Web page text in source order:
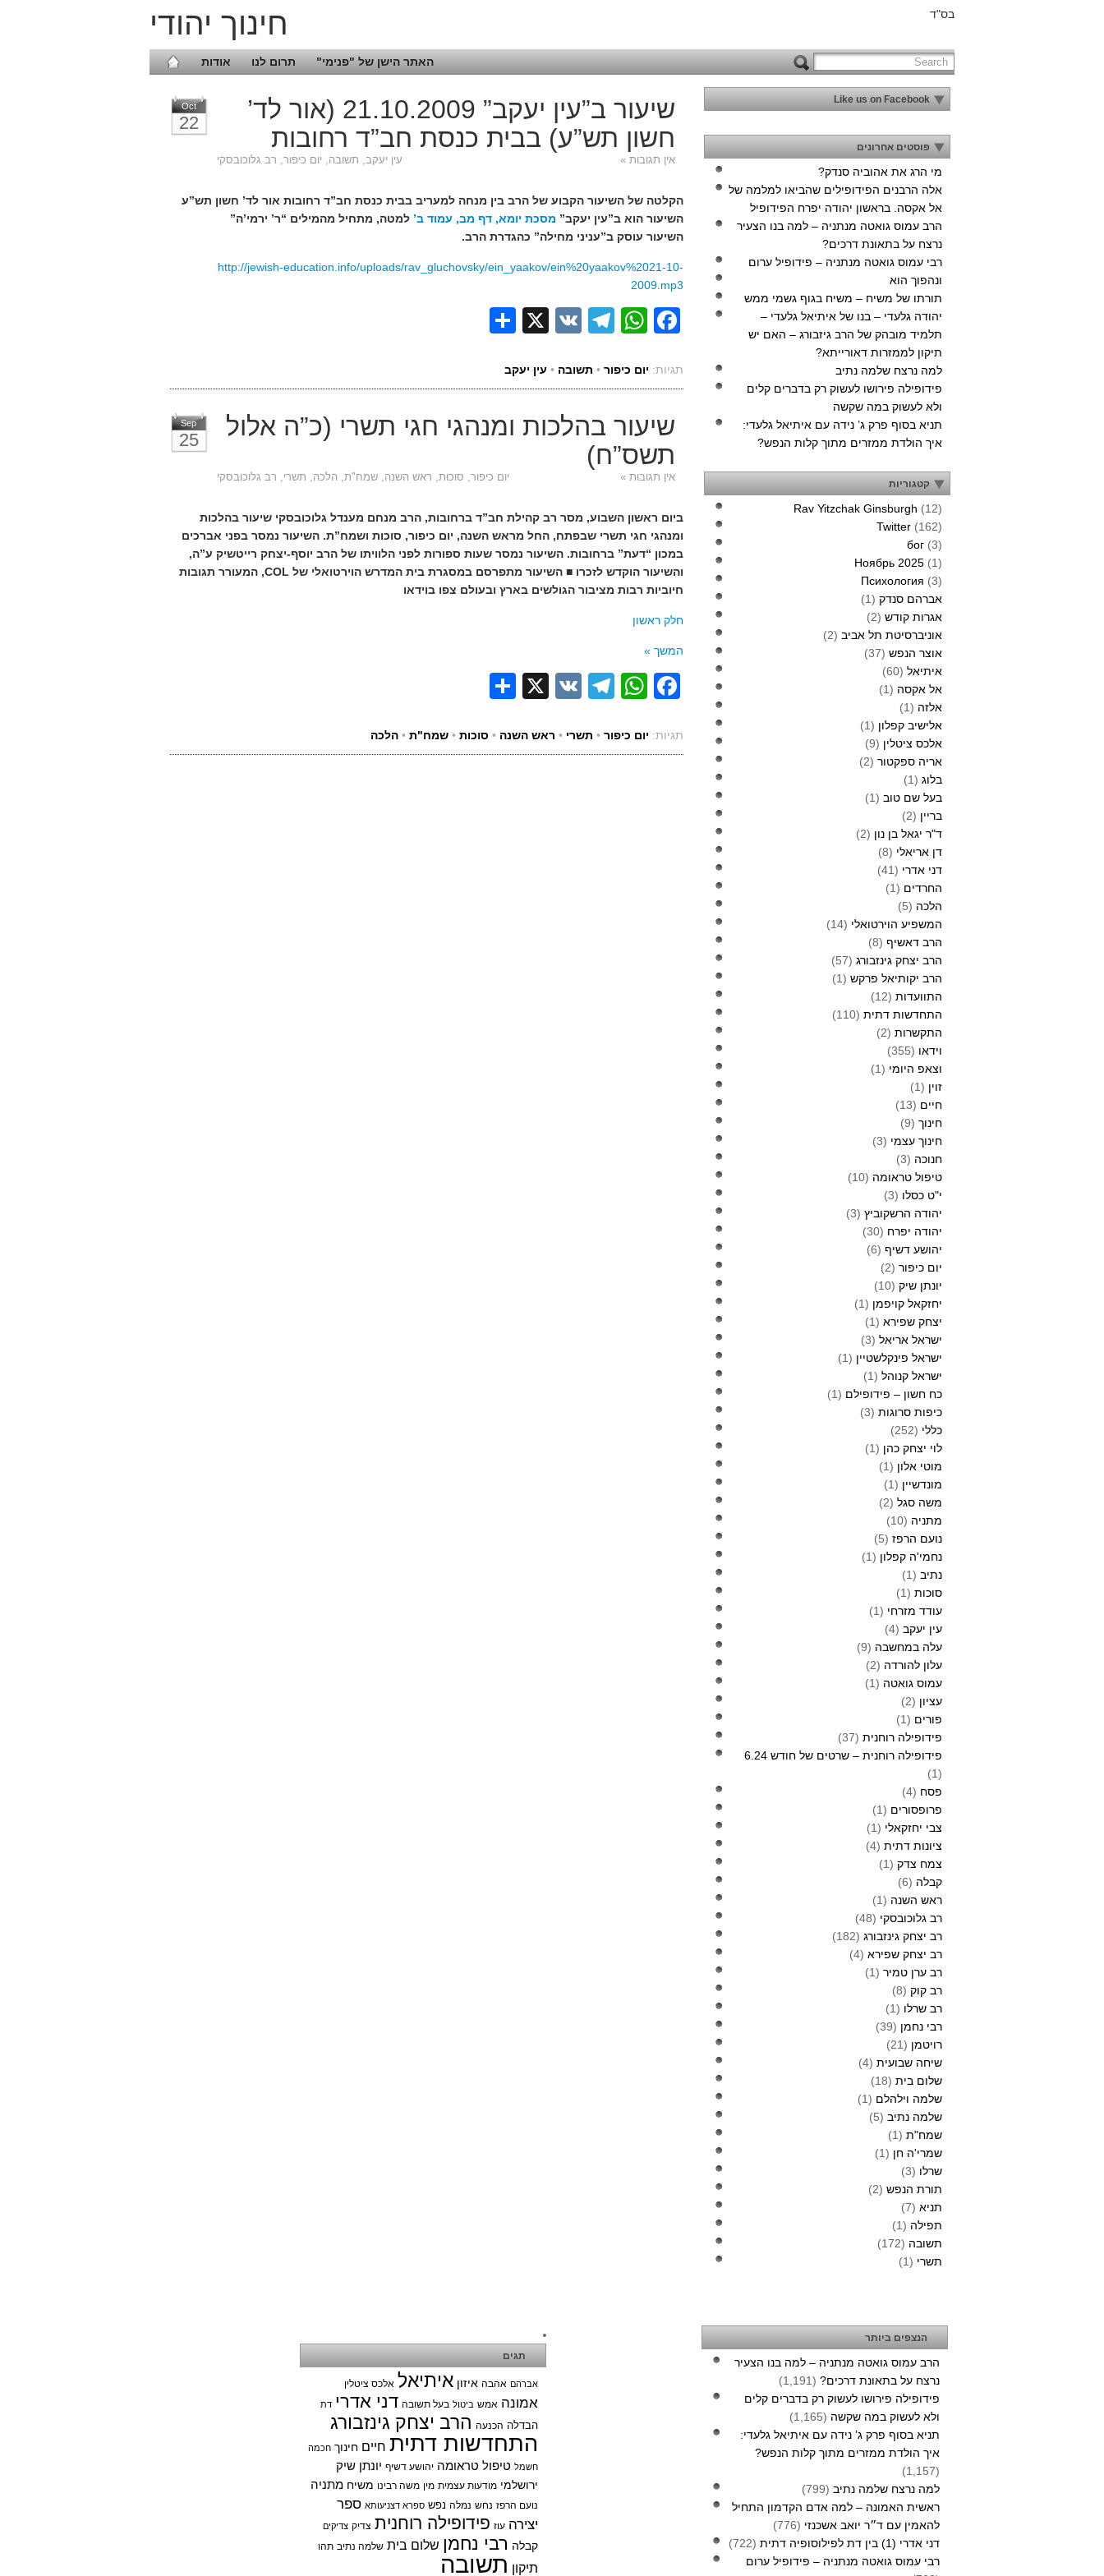
בס"ד חינוך יהודי
אודות תרום לנו האתר הישן של "פנימי"
Oct
22
שיעור ב”עין יעקב” 21.10.2009 (אור לד’
חשון תש”ע) בבית כנסת חב”ד רחובות
עין יעקב, תשובה, יום כיפור, רב גלוכובסקי אין תגובות »
הקלטה של השיעור הקבוע של הרב בין מנחה למעריב בבית כנסת חב”ד רחובות אור לד’ חשון תש”ע
השיעור הוא ב”עין יעקב” מסכת יומא, דף מב, עמוד ב’ למטה, מתחיל מהמילים “ר’ ירמי’ה”
השיעור עוסק ב”עניני מחילה” כהגדרת הרב.
http://jewish-education.info/uploads/rav_gluchovsky/ein_yaakov/ein%20yaakov%2021-10-
2009.mp3
Facebook
WhatsApp
Telegram
VK
X
תגיות: יום כיפור • תשובה • עין יעקב
Sep
25
שיעור בהלכות ומנהגי חגי תשרי (כ”ה אלול
תשס”ח)
יום כיפור, סוכות, ראש השנה, שמח"ת, הלכה, תשרי, רב גלוכובסקי אין תגובות »
ביום ראשון השבוע, מסר רב קהילת חב”ד ברחובות, הרב מנחם מענדל גלוכובסקי שיעור בהלכות
ומנהגי חגי תשרי שבפתח, החל מראש השנה, יום כיפור, סוכות ושמח”ת. השיעור נמסר בפני אברכים
במכון “דעת” ברחובות. השיעור נמסר שעות ספורות לפני הלוויתו של הרב יוסף-יצחק רייטשיק ע”ה,
והשיעור הוקדש לזכרו ■ השיעור מתפרסם במסגרת בית המדרש הוירטואלי של COL, המעורר תגובות
חיוביות רבות מציבור הגולשים בארץ ובעולם צפו בוידאו
חלק ראשון
המשך »
Facebook
WhatsApp
Telegram
VK
X
תגיות: יום כיפור • תשרי • ראש השנה • סוכות • שמח"ת • הלכה
Like us on Facebook
פוסטים אחרונים
מי הרג את אהוביה סנדק?
אלה הרבנים הפידופילים שהביאו למלמה של
אל אקסה. בראשון יהודה יפרח הפידופיל
הרב עמוס גואטה מנתניה – למה בנו הצעיר
נרצח על בתאונת דרכים?
רבי עמוס גואטה מנתניה – פידופיל ערום
ונהפוך הוא
תורתו של משיח – משיח בגוף גשמי ממש
יהודה גלעדי – בנו של איתיאל גלעדי –
תלמיד מובהק של הרב גיזבורג – האם יש
תיקון לממזרות דאורייתא?
למה נרצח שלמה נתיב
פידופילה פירושו לעשוק רק בדברים קלים
ולא לעשוק במה שקשה
תניא בסוף פרק ג’ נידה עם איתיאל גלעדי:
איך הולדת ממזרים מתוך קלות הנפש?
קטגוריות
Rav Yitzchak Ginsburgh (12)
Twitter (162)
бог (3)
Ноябрь 2025 (1)
Психология (3)
אברהם סנדק (1)
אגרות קודש (2)
אוניברסיטת תל אביב (2)
אוצר הנפש (37)
איתיאל (60)
אל אקסה (1)
אלזה (1)
אלישיב קפלון (1)
אלכס ציטלין (9)
אריה ספקטור (2)
בלוג (1)
בעל שם טוב (1)
בריין (2)
ד"ר יגאל בן נון (2)
דן אריאלי (8)
דני אדרי (41)
החרדים (1)
הלכה (5)
המשפיע הוירטואלי (14)
הרב דאשיף (8)
הרב יצחק גינזבורג (57)
הרב יקותיאל פרקש (1)
התוועדות (12)
התחדשות דתית (110)
התקשרות (2)
וידאו (355)
וצאפ היומי (1)
זוין (1)
חיים (13)
חינוך (9)
חינוך עצמי (3)
חנוכה (3)
טיפול טראומה (10)
י"ט כסלו (3)
יהודה הרשקוביץ (3)
יהודה יפרח (30)
יהושע דשיף (6)
יום כיפור (2)
יונתן שיק (10)
יחזקאל קויפמן (1)
יצחק שפירא (1)
ישראל אריאל (3)
ישראל פינקלשטיין (1)
ישראל קנוהל (1)
כח חשון – פידופילם (1)
כיפות סרוגות (3)
כללי (252)
לוי יצחק כהן (1)
מוטי אלון (1)
מונדשיין (1)
משה סגל (2)
מתניה (10)
נועם הרפז (5)
נחמי'ה קפלון (1)
נתיב (1)
סוכות (1)
עודד מזרחי (1)
עין יעקב (4)
עלה במחשבה (9)
עלון להורדה (2)
עמוס גואטה (1)
עציון (2)
פורים (1)
פידופילה רוחנית (37)
פידופילה רוחנית – שרטים של חודש 6.24
(1)
פסח (4)
פרופסורים (1)
צבי יחזקאלי (1)
ציונות דתית (4)
צמח צדק (1)
קבלה (6)
ראש השנה (1)
רב גלוכובסקי (48)
רב יצחק גינזבורג (182)
רב יצחק שפירא (4)
רב ערן טמיר (1)
רב קוק (8)
רב שרלו (1)
רבי נחמן (39)
רויטמן (21)
שיחה שבועית (4)
שלום בית (18)
שלמה וילהלם (1)
שלמה נתיב (5)
שמח"ת (1)
שמרי'ה חן (1)
שרלו (3)
תורת הנפש (2)
תניא (7)
תפילה (1)
תשובה (172)
תשרי (1)
הנצפים ביותר
הרב עמוס גואטה מנתניה – למה בנו הצעיר
נרצח על בתאונת דרכים? (1,191)
פידופילה פירושו לעשוק רק בדברים קלים
ולא לעשוק במה שקשה (1,165)
תניא בסוף פרק ג’ נידה עם איתיאל גלעדי:
איך הולדת ממזרים מתוך קלות הנפש?
(1,157)
למה נרצח שלמה נתיב (799)
ראשית האמונה – למה אדם הקדמון התחיל
להאמין עם ד״ר יואב אשכנזי (776)
דני אדרי (1) בין דת לפילוסופיה דתית
(722)
רבי עמוס גואטה מנתניה – פידופיל ערום
תגים
אברהם אהבה איזון איתיאל אלכס ציטלין
אמונה אמש ביטול בעל תשובה דני אדרי דת
הבדלה הכנעה הרב יצחק גינזבורג
התחדשות דתית חיים חינוך חכמה
חשמל טיפול טראומה יהושע דשיף יונתן שיק
ירושלמי מודעות עצמית מין משה רבינו משיח מתניה
נועם הרפז נחש נמלה נפש ספרא דצניעותא ספר
יצירה עוז פידופילה רוחנית צדיק צדיקים
קבלה רבי נחמן שלום בית שלמה נתיב תהו
תיקון תשובה